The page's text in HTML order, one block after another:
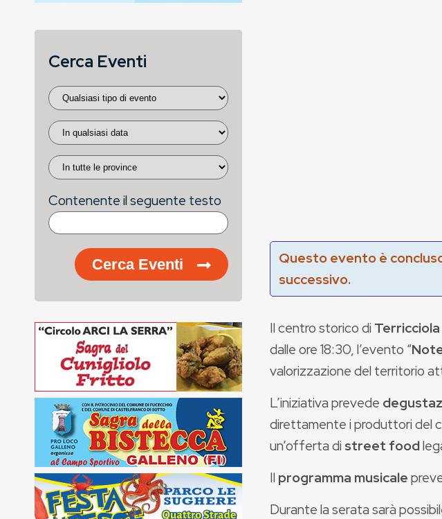
Questo evento è
successivo.
Il centro storico di
dalle ore 18:30, l’evento “
valorizzazione del territorio
L’iniziativa prevede
direttamente i produttori del
un’offerta di street food
Il programma musicale
Durante la serata sarà
Cerca Eventi
Contenente il seguente testo
Cerca Eventi